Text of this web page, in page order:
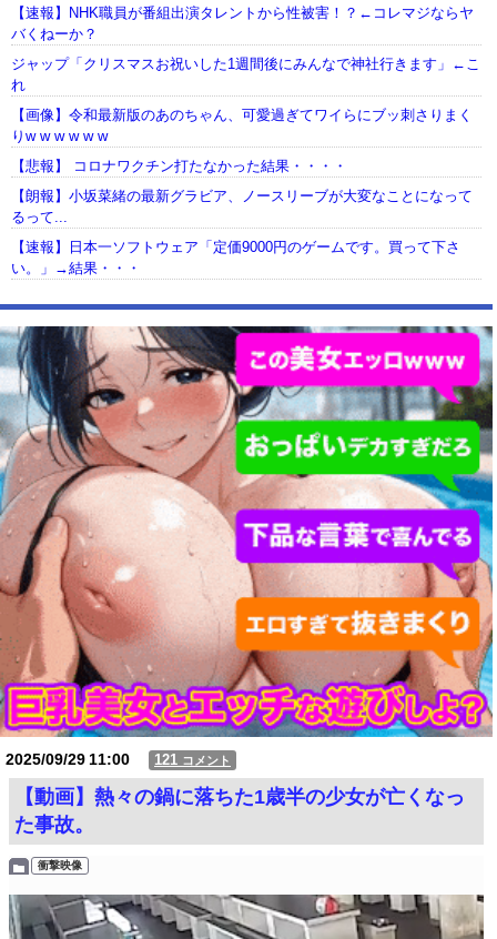
【速報】NHK職員が番組出演タレントから性被害！？←コレマジならヤ
バくねーか？
ジャップ「クリスマスお祝いした1週間後にみんなで神社行きます」←こ
れ
【画像】令和最新版のあのちゃん、可愛過ぎてワイらにブッ刺さりまく
りw w w w w w
【悲報】 コロナワクチン打たなかった結果・・・・
【朗報】小坂菜緒の最新グラビア、ノースリーブが大変なことになって
るって...
【速報】日本一ソフトウェア「定価9000円のゲームです。買って下さ
い。」→結果・・・
【動画】USJの禁止エリアに子どもたちが続々乱入 → スタッフが注意し
ても止まらない事態に
Powered by livedoor 相互RSS
2025/09/2911:00 121 コメント
【動画】熱々の鍋に落ちた1歳半の少女が亡くなっ
た事故。
衝撃映像